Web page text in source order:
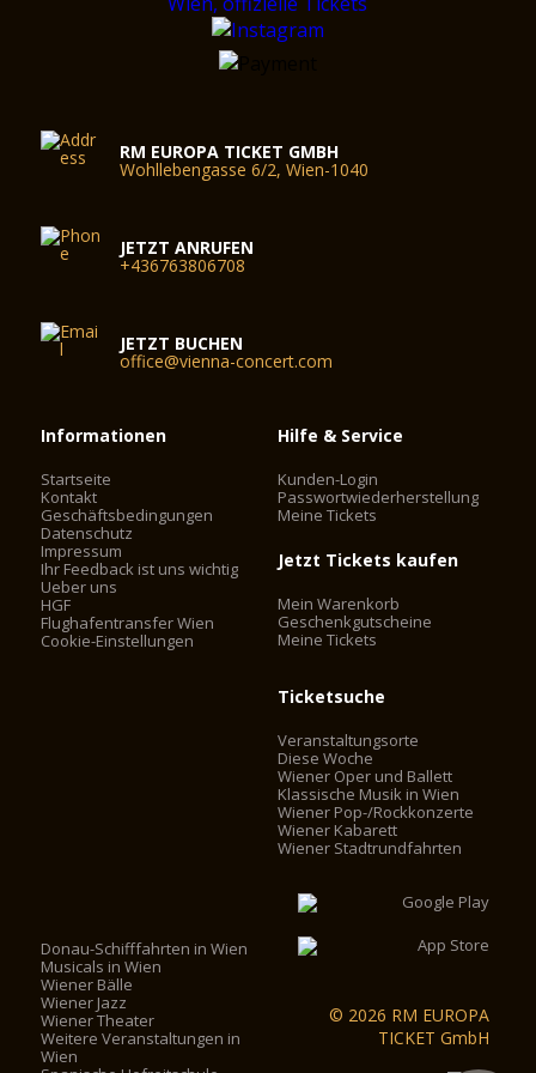
von 8 Meter fasst er – inklusive Galerie – 380 Personen.
RM EUROPA TICKET GMBH
Wohllebengasse 6/2, Wien-1040
JETZT ANRUFEN
+436763806708
JETZT BUCHEN
office@vienna-concert.com
Informationen
Startseite
Kontakt
Geschäftsbedingungen
Datenschutz
Impressum
Ihr Feedback ist uns wichtig
Ueber uns
HGF
Flughafentransfer Wien
Cookie-Einstellungen
Hilfe & Service
Kunden-Login
Passwortwiederherstellung
Meine Tickets
Jetzt Tickets kaufen
Mein Warenkorb
Geschenkgutscheine
Meine Tickets
Ticketsuche
Veranstaltungsorte
Diese Woche
Wiener Oper und Ballett
Klassische Musik in Wien
Wiener Pop-/Rockkonzerte
Wiener Kabarett
Wiener Stadtrundfahrten
Donau-Schifffahrten in Wien
Musicals in Wien
Wiener Bälle
Wiener Jazz
Wiener Theater
Weitere Veranstaltungen in
Wien
© 2026 RM EUROPA
TICKET GmbH